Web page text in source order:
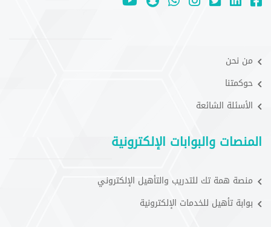
من نحن
حوكمتنا
الأسئلة الشائعة
المنصات والبوابات الإلكترونية
منصة همة تك للتدريب والتأهيل الإلكتروني
بوابة تأهيل للخدمات الإلكترونية